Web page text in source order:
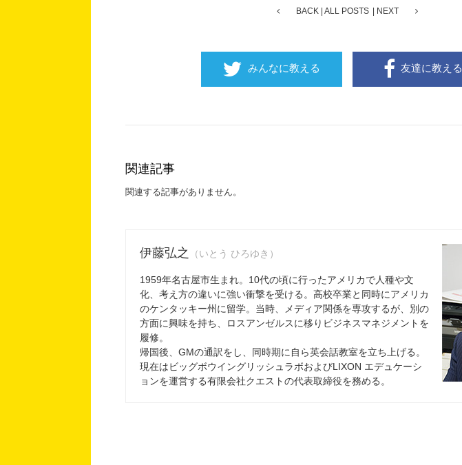
BACK ALL POSTS NEXT
みんなに教える 友達に教える
関連記事
関連する記事がありません。
伊藤弘之 （いとう ひろゆき）
1959年名古屋市生まれ。10代の頃に行ったアメリカで人種や文
化、考え方の違いに強い衝撃を受ける。高校卒業と同時にアメリカ
のケンタッキー州に留学。当時、メディア関係を専攻するが、別の
方面に興味を持ち、ロスアンゼルスに移りビジネスマネジメントを
履修。
帰国後、GMの通訳をし、同時期に自ら英会話教室を立ち上げる。
現在はビッグボウイングリッシュラボおよびLIXON エデュケーシ
ョンを運営する有限会社クエストの代表取締役を務める。